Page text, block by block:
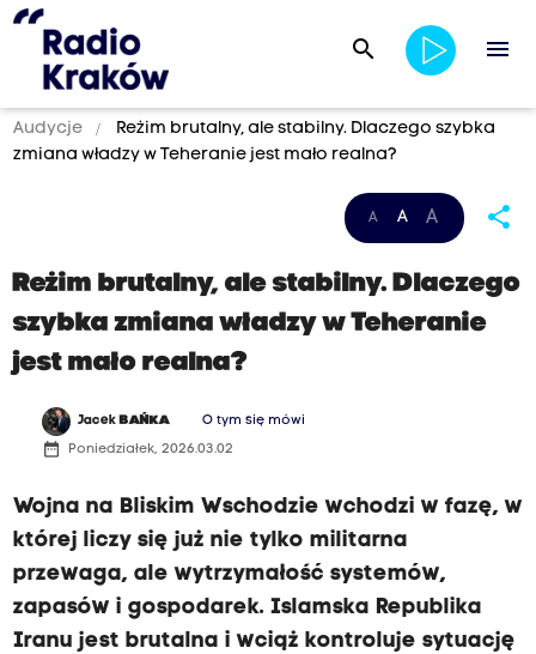
search menu
Audycje
Reżim brutalny, ale stabilny. Dlaczego szybka
zmiana władzy w Teheranie jest mało realna?
A A A share
Reżim brutalny, ale stabilny. Dlaczego
szybka zmiana władzy w Teheranie
jest mało realna?
Jacek BAŃKA O tym się mówi
date_range Poniedziałek, 2026.03.02
Wojna na Bliskim Wschodzie wchodzi w fazę, w
której liczy się już nie tylko militarna
przewaga, ale wytrzymałość systemów,
zapasów i gospodarek. Islamska Republika
Iranu jest brutalna i wciąż kontroluje sytuację